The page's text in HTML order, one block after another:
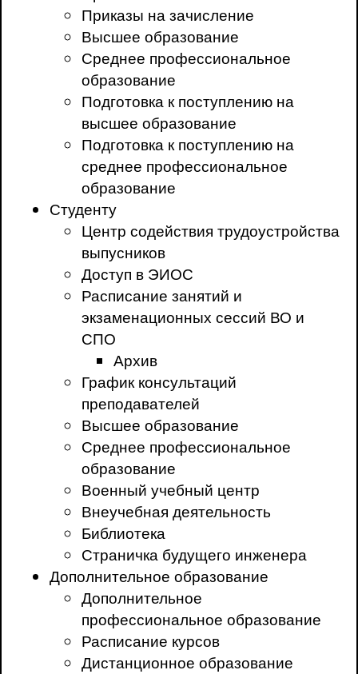
Приказы на зачисление
Высшее образование
Среднее профессиональное
образование
Подготовка к поступлению на
высшее образование
Подготовка к поступлению на
среднее профессиональное
образование
Студенту
Центр содействия трудоустройства
выпусников
Доступ в ЭИОС
Расписание занятий и
экзаменационных сессий ВО и
СПО
Архив
График консультаций
преподавателей
Высшее образование
Среднее профессиональное
образование
Военный учебный центр
Внеучебная деятельность
Библиотека
Страничка будущего инженера
Дополнительное образование
Дополнительное
профессиональное образование
Расписание курсов
Дистанционное образование